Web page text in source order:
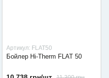
Артикул: FLAT50
Бойлер Hi-Therm FLAT 50